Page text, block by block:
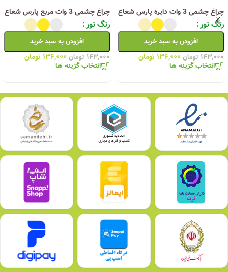
چراغ چشمی 3 وات دایره پارس شعاع
رنگ نور
افزودن به سبد خرید
۱۴۳,۰۰۰ تومان ۱۳۶,۰۰۰ تومان
انتخاب گزینه ها
چراغ چشمی 3 وات مربع پارس شعاع
رنگ نور
افزودن به سبد خرید
۱۴۳,۰۰۰ تومان ۱۳۶,۰۰۰ تومان
انتخاب گزینه ها